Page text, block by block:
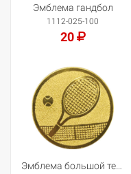
Эмблема гандбол
1112-025-100
20
Добавить в корзину